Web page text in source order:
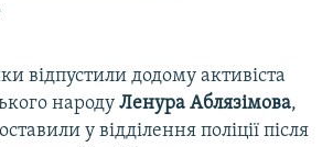
відпустили додому активіста
народу Ленура Аблязімова,
у відділення поліції після